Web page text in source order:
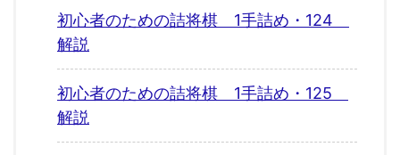
初心者のための詰将棋 1手詰め・124
解説
初心者のための詰将棋 1手詰め・125
解説